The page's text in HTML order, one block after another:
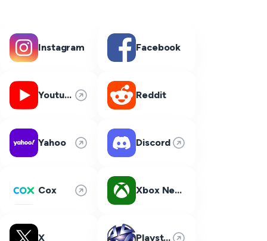
Instagram Facebook
Youtube Reddit
Yahoo Discord
Cox Xbox Network
X Playstation Network